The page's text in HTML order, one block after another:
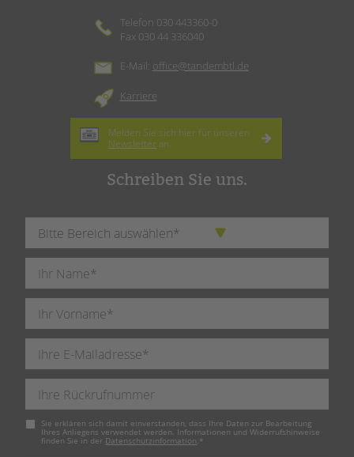
Telefon 030 443360-0
Fax 030 44 336040
E-Mail: office@tandembtl.de
Karriere
Melden Sie sich hier für unseren
Newsletter an.
Schreiben Sie uns.
Pflichtfeld
Sie erklären sich damit einverstanden, dass Ihre Daten zur Bearbeitung
Ihres Anliegens verwendet werden. Informationen und Widerrufshinweise
finden Sie in der Datenschutzinformation. *